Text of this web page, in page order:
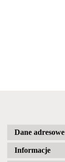
Dane adresowe
Informacje